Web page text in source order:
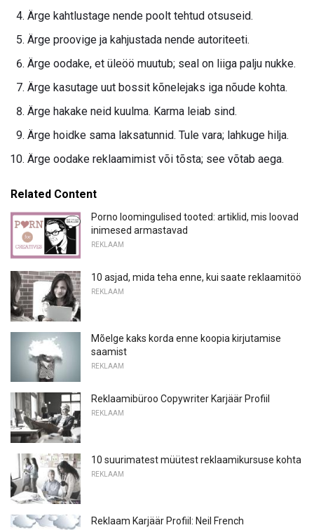
Ärge kahtlustage nende poolt tehtud otsuseid.
Ärge proovige ja kahjustada nende autoriteeti.
Ärge oodake, et üleöö muutub; seal on liiga palju nukke.
Ärge kasutage uut bossit kõnelejaks iga nõude kohta.
Ärge hakake neid kuulma. Karma leiab sind.
Ärge hoidke sama laksatunnid. Tule vara; lahkuge hilja.
Ärge oodake reklaamimist või tõsta; see võtab aega.
Related Content
Porno loomingulised tooted: artiklid, mis loovad
inimesed armastavad
REKLAAM
10 asjad, mida teha enne, kui saate reklaamitöö
REKLAAM
Mõelge kaks korda enne koopia kirjutamise
saamist
REKLAAM
Reklaamibüroo Copywriter Karjäär Profiil
REKLAAM
10 suurimatest müütest reklaamikursuse kohta
REKLAAM
Reklaam Karjäär Profiil: Neil French